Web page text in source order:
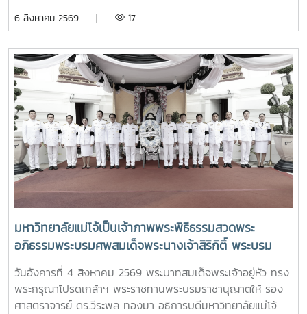
แลกเปลี่ยนประสบการณ์ด้าน Reinventing University ผ่าน
ผู้นำเครือข่ายอุดมศึกษา การนำเสนอกรณีศึกษาการประยุกต์ใช้
AI และนวัตกรรมจากภาคเอกชน รวมถึงกิจกรรม Forum-to-
Action เพื่อร่วมกำหนดข้อเสนอเชิงนโยบายและแผนปฏิบัติการใน
การขับเคลื่อนมหาวิทยาลัยไทยในอนาคตการเข้าร่วมประชุมในครั้ง
นี้มหาวิทยาลัยแม่โจ้ติดตามทิศทางการเปลี่ยนแปลงของการ
อุดมศึกษาไทย พร้อมแลกเปลี่ยนองค์ความรู้และสร้างความร่วม
มือกับเครือข่ายสถาบันอุดมศึกษาทั่วประเทศ เพื่อร่วมกันพัฒนา
มหาวิทยาลัยไทยให้ก้าวทันการเปลี่ยนแปลงของโลกยุคดิจิทัล และ
ยกระดับศักยภาพด้านการศึกษา วิจัย และนวัตกรรมอย่างยั่งยืน
อาจารย์ เกิดตระหนักถึงความสำคัญของศิลปวัฒนธรรมไทย และ
ตลอดจนเป็นการเสริมสร้างขวัญและกำลังใจให้กับนักศึกษาคณะ
สถาปัตยกรรมศาสตร์และการออกแบบสิ่งแวดล้อมทั้งนี้ได้รับ
เกียรติจาก รองศาสตราจารย์ ดร.เกรียงศักดิ์ ศรีเงินยวง รอง
อธิการบดี เป็นประธานในพิธี และกล่าวรายงานความเป็นมาและ
ความสำคัญของพิธีครอบครูกิ๋นอ้อ โดย อาจารย์ ดร.โชคอนันต์
วาณิชย์เลิศธนาสาร คณบดีคณะสถาปัตยกรรมฯ และทำพิธีครอบ
ครูกิ๋นอ้อแบบล้านนา รวมทั้งได้มอบเหรียญรางวัลเรียนดี เกียรติ
บัตรแก่นักศึกษาที่สร้างชื่อเสียงแก่คณะและมหาวิทยาลัย
6 สิงหาคม 2569 | 17
มหาวิทยาลัยแม่โจ้เป็นเจ้าภาพพระพิธีธรรมสวดพระ
อภิธรรมพระบรมศพสมเด็จพระนางเจ้าสิริกิติ์ พระบรม
ราชินีนาถ พระบรมราชชนนีพันปีหลวง พร้อมเข้ากราบ
ถวายบังคมพระศพ สมเด็จพระเจ้าลูกเธอ เจ้าฟ้าพัชรกิติยา
ภา นเรนทิราเทพยวดี กรมหลวงราชสาริณีสิริพัชร มหา
วันอังคารที่ 4 สิงหาคม 2569 พระบาทสมเด็จพระเจ้าอยู่หัว ทรง
พระกรุณาโปรดเกล้าฯ พระราชทานพระบรมราชานุญาตให้ รอง
ศาสตราจารย์ ดร.วีระพล ทองมา อธิการบดีมหาวิทยาลัยแม่โจ้